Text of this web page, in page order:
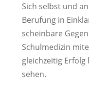
Sich selbst und
Berufung in
scheinbare
Schulmedizin
gleichzeitig Erfolg
sehen.